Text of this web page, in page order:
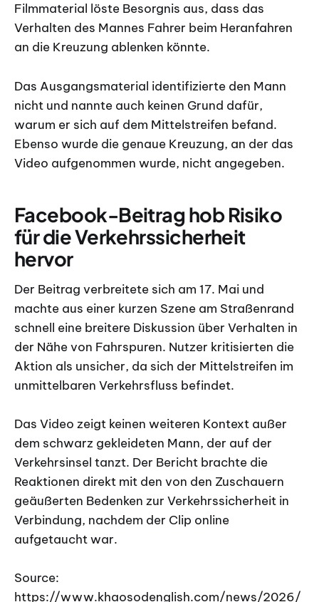
Filmmaterial löste Besorgnis aus, dass das
Verhalten des Mannes Fahrer beim Heranfahren
an die Kreuzung ablenken könnte.
Das Ausgangsmaterial identifizierte den Mann
nicht und nannte auch keinen Grund dafür,
warum er sich auf dem Mittelstreifen befand.
Ebenso wurde die genaue Kreuzung, an der das
Video aufgenommen wurde, nicht angegeben.
Facebook-Beitrag hob Risiko
für die Verkehrssicherheit
hervor
Der Beitrag verbreitete sich am 17. Mai und
machte aus einer kurzen Szene am Straßenrand
schnell eine breitere Diskussion über Verhalten in
der Nähe von Fahrspuren. Nutzer kritisierten die
Aktion als unsicher, da sich der Mittelstreifen im
unmittelbaren Verkehrsfluss befindet.
Das Video zeigt keinen weiteren Kontext außer
dem schwarz gekleideten Mann, der auf der
Verkehrsinsel tanzt. Der Bericht brachte die
Reaktionen direkt mit den von den Zuschauern
geäußerten Bedenken zur Verkehrssicherheit in
Verbindung, nachdem der Clip online
aufgetaucht war.
Source:
https://www.khaosodenglish.com/news/2026/